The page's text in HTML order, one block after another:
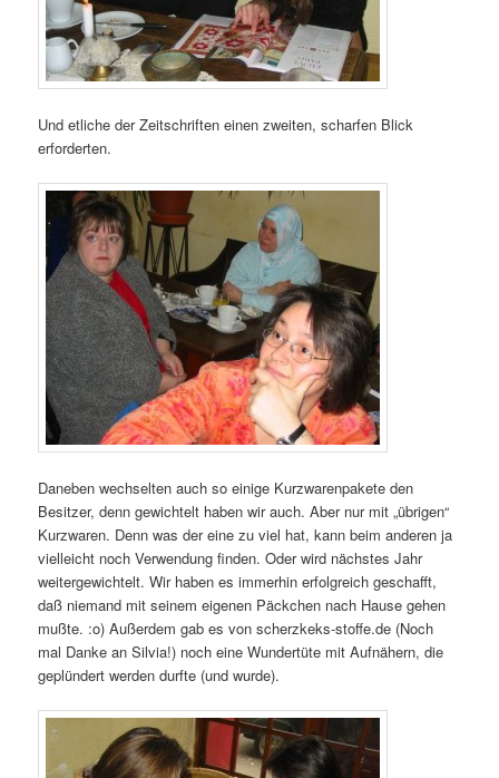
Und etliche der Zeitschriften einen zweiten, scharfen Blick
erforderten.
Daneben wechselten auch so einige Kurzwarenpakete den
Besitzer, denn gewichtelt haben wir auch. Aber nur mit „übrigen“
Kurzwaren. Denn was der eine zu viel hat, kann beim anderen ja
vielleicht noch Verwendung finden. Oder wird nächstes Jahr
weitergewichtelt. Wir haben es immerhin erfolgreich geschafft,
daß niemand mit seinem eigenen Päckchen nach Hause gehen
mußte. :o) Außerdem gab es von scherzkeks-stoffe.de (Noch
mal Danke an Silvia!) noch eine Wundertüte mit Aufnähern, die
geplündert werden durfte (und wurde).